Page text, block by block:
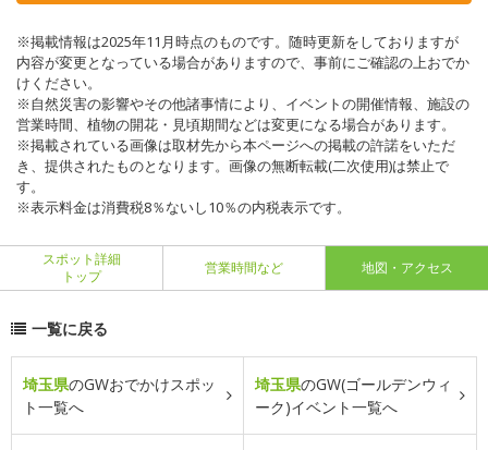
※掲載情報は2025年11月時点のものです。随時更新をしておりますが
内容が変更となっている場合がありますので、事前にご確認の上おでか
けください。
※自然災害の影響やその他諸事情により、イベントの開催情報、施設の
営業時間、植物の開花・見頃期間などは変更になる場合があります。
※掲載されている画像は取材先から本ページへの掲載の許諾をいただ
き、提供されたものとなります。画像の無断転載(二次使用)は禁止で
す。
※表示料金は消費税8％ないし10％の内税表示です。
スポット詳細
トップ
営業時間など 地図・アクセス
一覧に戻る
埼玉県のGWおでかけスポッ
ト一覧へ
埼玉県のGW(ゴールデンウィ
ーク)イベント一覧へ